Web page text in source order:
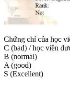
Chứng chỉ của học
C (bad) / học viên
B (normal)
A (good)
S (Excellent)